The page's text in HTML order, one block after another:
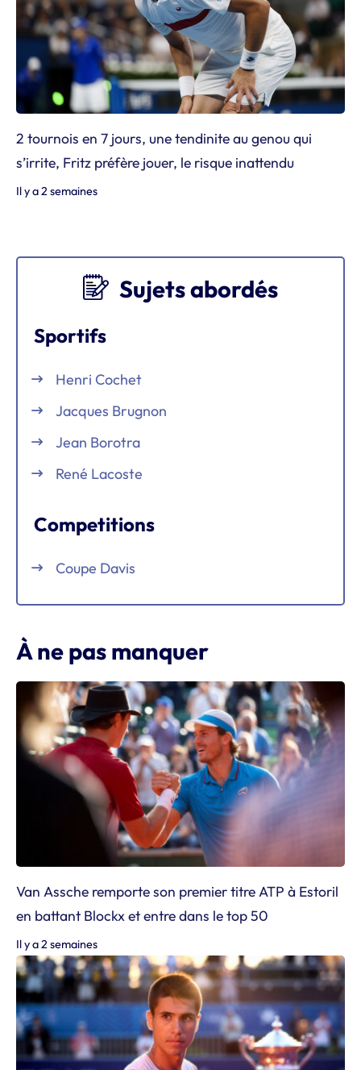
2 tournois en 7 jours, une tendinite au genou qui
s’irrite, Fritz préfère jouer, le risque inattendu
Il y a 2 semaines
Sujets abordés
Sportifs
Henri Cochet
Jacques Brugnon
Jean Borotra
René Lacoste
Competitions
Coupe Davis
À ne pas manquer
Van Assche remporte son premier titre ATP à Estoril
en battant Blockx et entre dans le top 50
Il y a 2 semaines